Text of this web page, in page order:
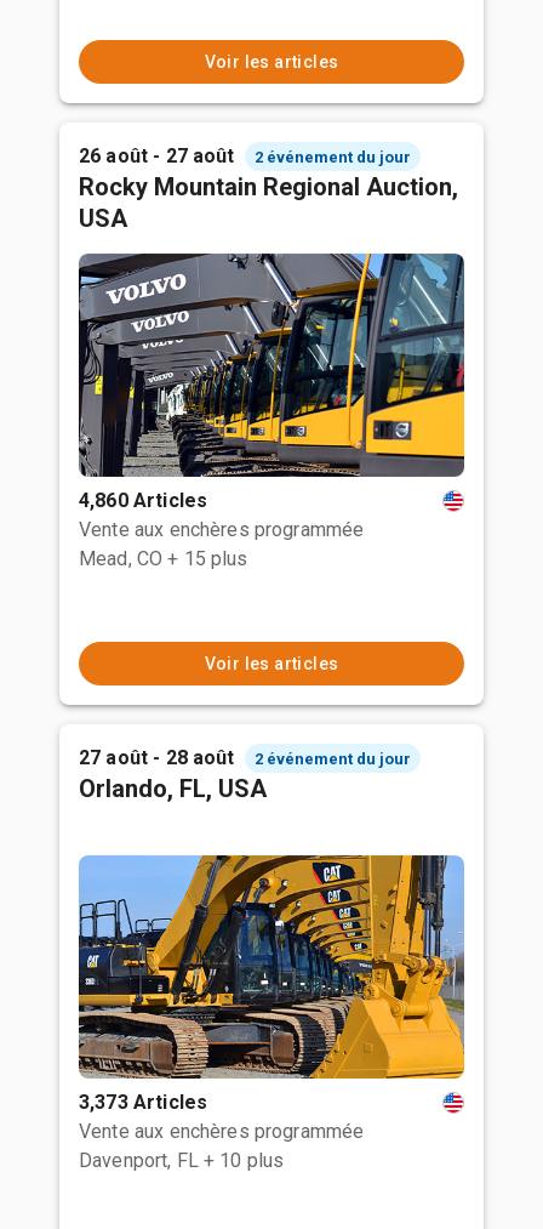
Voir les articles
26 août - 27 août 2 événement du jour
Rocky Mountain Regional Auction,
USA
4,860 Articles
Vente aux enchères programmée
Mead, CO + 15 plus
Voir les articles
27 août - 28 août 2 événement du jour
Orlando, FL, USA
3,373 Articles
Vente aux enchères programmée
Davenport, FL + 10 plus